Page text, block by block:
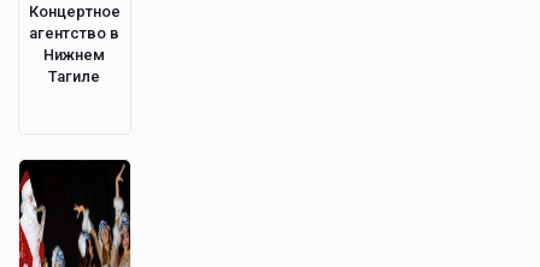
Концертное
агентство в
Нижнем
Тагиле